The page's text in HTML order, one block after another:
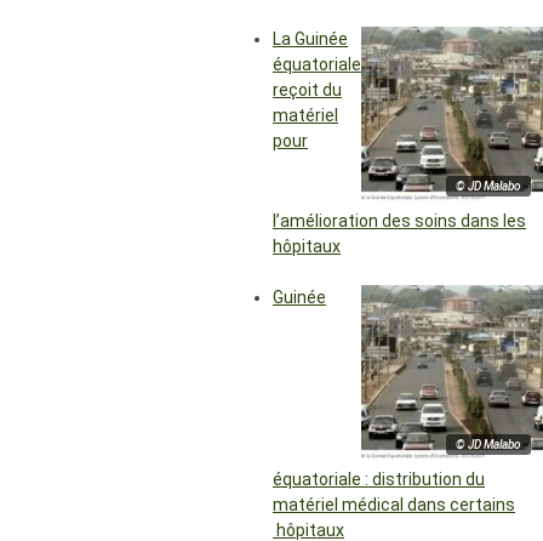
© JD Malabo
La Guinée
équatoriale
reçoit du
matériel
pour
l’amélioration des soins dans les
hôpitaux
© JD Malabo
Guinée
équatoriale : distribution du
matériel médical dans certains
hôpitaux